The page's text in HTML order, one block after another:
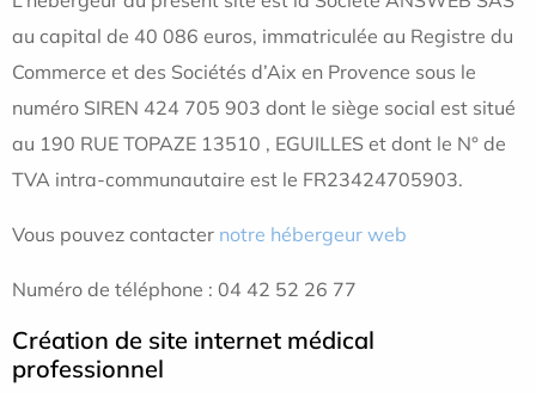
au capital de 40 086 euros, immatriculée au Registre du
Commerce et des Sociétés d’Aix en Provence sous le
numéro SIREN 424 705 903 dont le siège social est situé
au 190 RUE TOPAZE 13510 , EGUILLES et dont le N° de
TVA intra-communautaire est le FR23424705903.
Vous pouvez contacter notre hébergeur web
Numéro de téléphone : 04 42 52 26 77
Création de site internet médical
professionnel